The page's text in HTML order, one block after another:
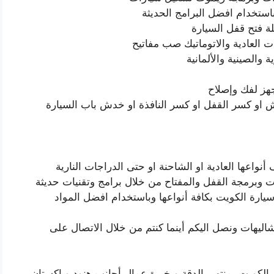
افضل البرامج الحديثة
فتح قفل السيارة
والاتوماتيك صب مفاتيح
والصينية والألمانية
لفك وإصلاح
او كسر القفل او كسر النافذة او خدش باب السيارة
العادية او الشاحنة او حتى الدراجات النارية
وبرمجة القفل والمفتاح من خلال برامج وتقنيات حديثة
الكويت بكافة أنواعها وباستخدام افضل المواد
ونصل اليكم أينما كنتم من خلال الاتصال على